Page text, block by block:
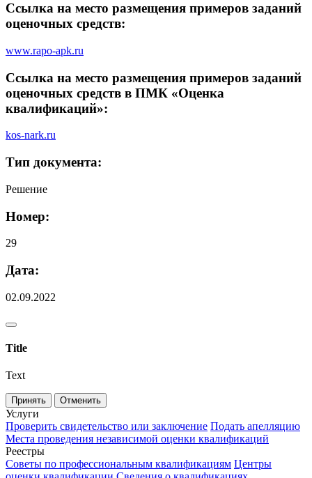
Ссылка на место размещения примеров заданий
оценочных средств:
www.rapo-apk.ru
Ссылка на место размещения примеров заданий
оценочных средств в ПМК «Оценка
квалификаций»:
kos-nark.ru
Тип документа:
Решение
Номер:
29
Дата:
02.09.2022
Title
Text
Принять Отменить
Услуги
Проверить свидетельство или заключение Подать апелляцию
Места проведения независимой оценки квалификаций
Реестры
Советы по профессиональным квалификациям Центры